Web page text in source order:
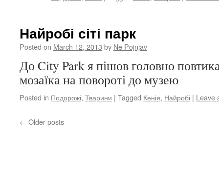
Найробі сіті парк
Posted on March 12, 2013 by Ne Pojnjav
До City Park я пішов головно
мозаїка на повороті до музею
Posted in Подорожі, Тварини | Tagged Кенія, Найробі | Leave
← Older posts